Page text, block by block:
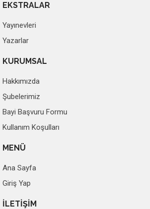
EKSTRALAR
Yayınevleri
Yazarlar
KURUMSAL
Hakkımızda
Şubelerimiz
Bayi Başvuru Formu
Kullanım Koşulları
MENÜ
Ana Sayfa
Giriş Yap
İLETİŞİM